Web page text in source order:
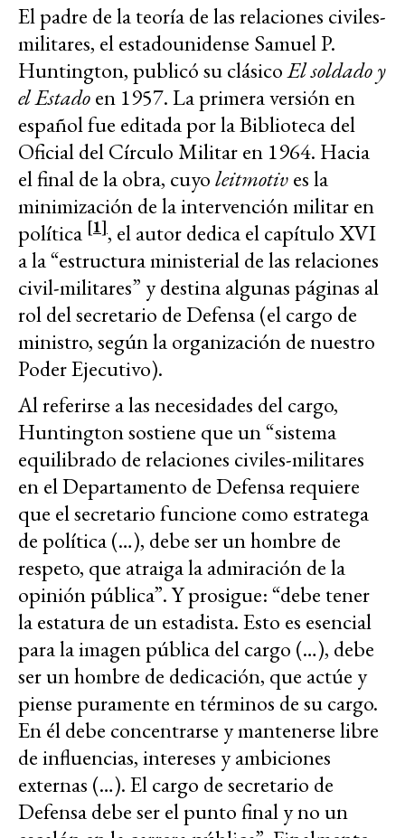
El padre de la teoría de las relaciones civiles-
militares, el estadounidense Samuel P.
Huntington, publicó su clásicoEl soldado y
el Estadoen 1957. La primera versión en
español fue editada por la Biblioteca del
Oficial del Círculo Militar en 1964. Hacia
el final de la obra, cuyoleitmotives la
minimización de la intervención militar en
política [1], el autor dedica el capítulo XVI
a la “estructura ministerial de las relaciones
civil-militares” y destina algunas páginas al
rol del secretario de Defensa (el cargo de
ministro, según la organización de nuestro
Poder Ejecutivo).
Al referirse a las necesidades del cargo,
Huntington sostiene que un “sistema
equilibrado de relaciones civiles-militares
en el Departamento de Defensa requiere
que el secretario funcione como estratega
de política (…), debe ser un hombre de
respeto, que atraiga la admiración de la
opinión pública”. Y prosigue: “debe tener
la estatura de un estadista. Esto es esencial
para la imagen pública del cargo (…), debe
ser un hombre de dedicación, que actúe y
piense puramente en términos de su cargo.
En él debe concentrarse y mantenerse libre
de influencias, intereses y ambiciones
externas (…). El cargo de secretario de
Defensa debe ser el punto final y no un